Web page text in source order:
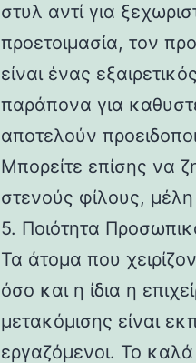
στυλ αντί για
προετοιμασία, τον
είναι ένας
παράπονα για
αποτελούν
Μπορείτε επίσης να
στενούς φίλους,
5. Ποιότητα
Τα άτομα που
όσο και η ίδια η
μετακόμισης είναι
εργαζόμενοι. Το